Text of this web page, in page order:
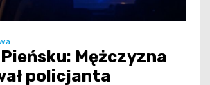
Mężczyzna
policjanta